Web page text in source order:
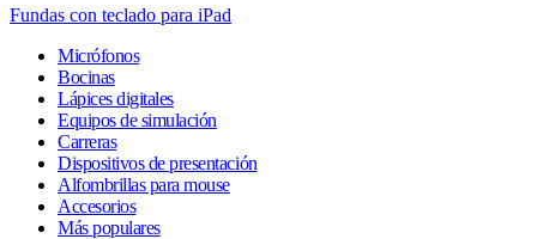
Fundas con teclado para iPad
Micrófonos
Bocinas
Lápices digitales
Equipos de simulación
Carreras
Dispositivos de presentación
Alfombrillas para mouse
Accesorios
Más populares